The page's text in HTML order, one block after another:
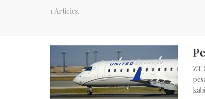
1 Articles.
ZT.